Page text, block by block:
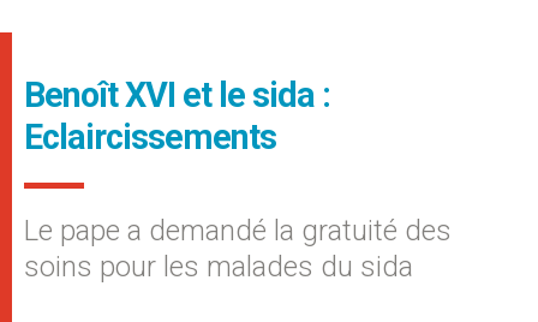
Benoît XVI et le sida :
Eclaircissements
Le pape a demandé la gratuité des
soins pour les malades du sida